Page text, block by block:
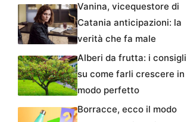
Vanina, vicequestore di
Catania anticipazioni: la
verità che fa male
Alberi da frutta: i consigli
su come farli crescere in
modo perfetto
Borracce, ecco il modo